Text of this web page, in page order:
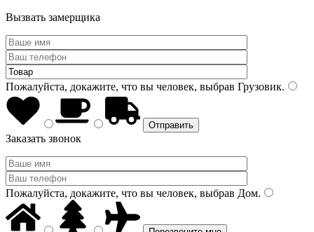
Вызвать замерщика
Пожалуйста, докажите, что вы человек, выбрав Грузовик.
Заказать звонок
Пожалуйста, докажите, что вы человек, выбрав Дом.